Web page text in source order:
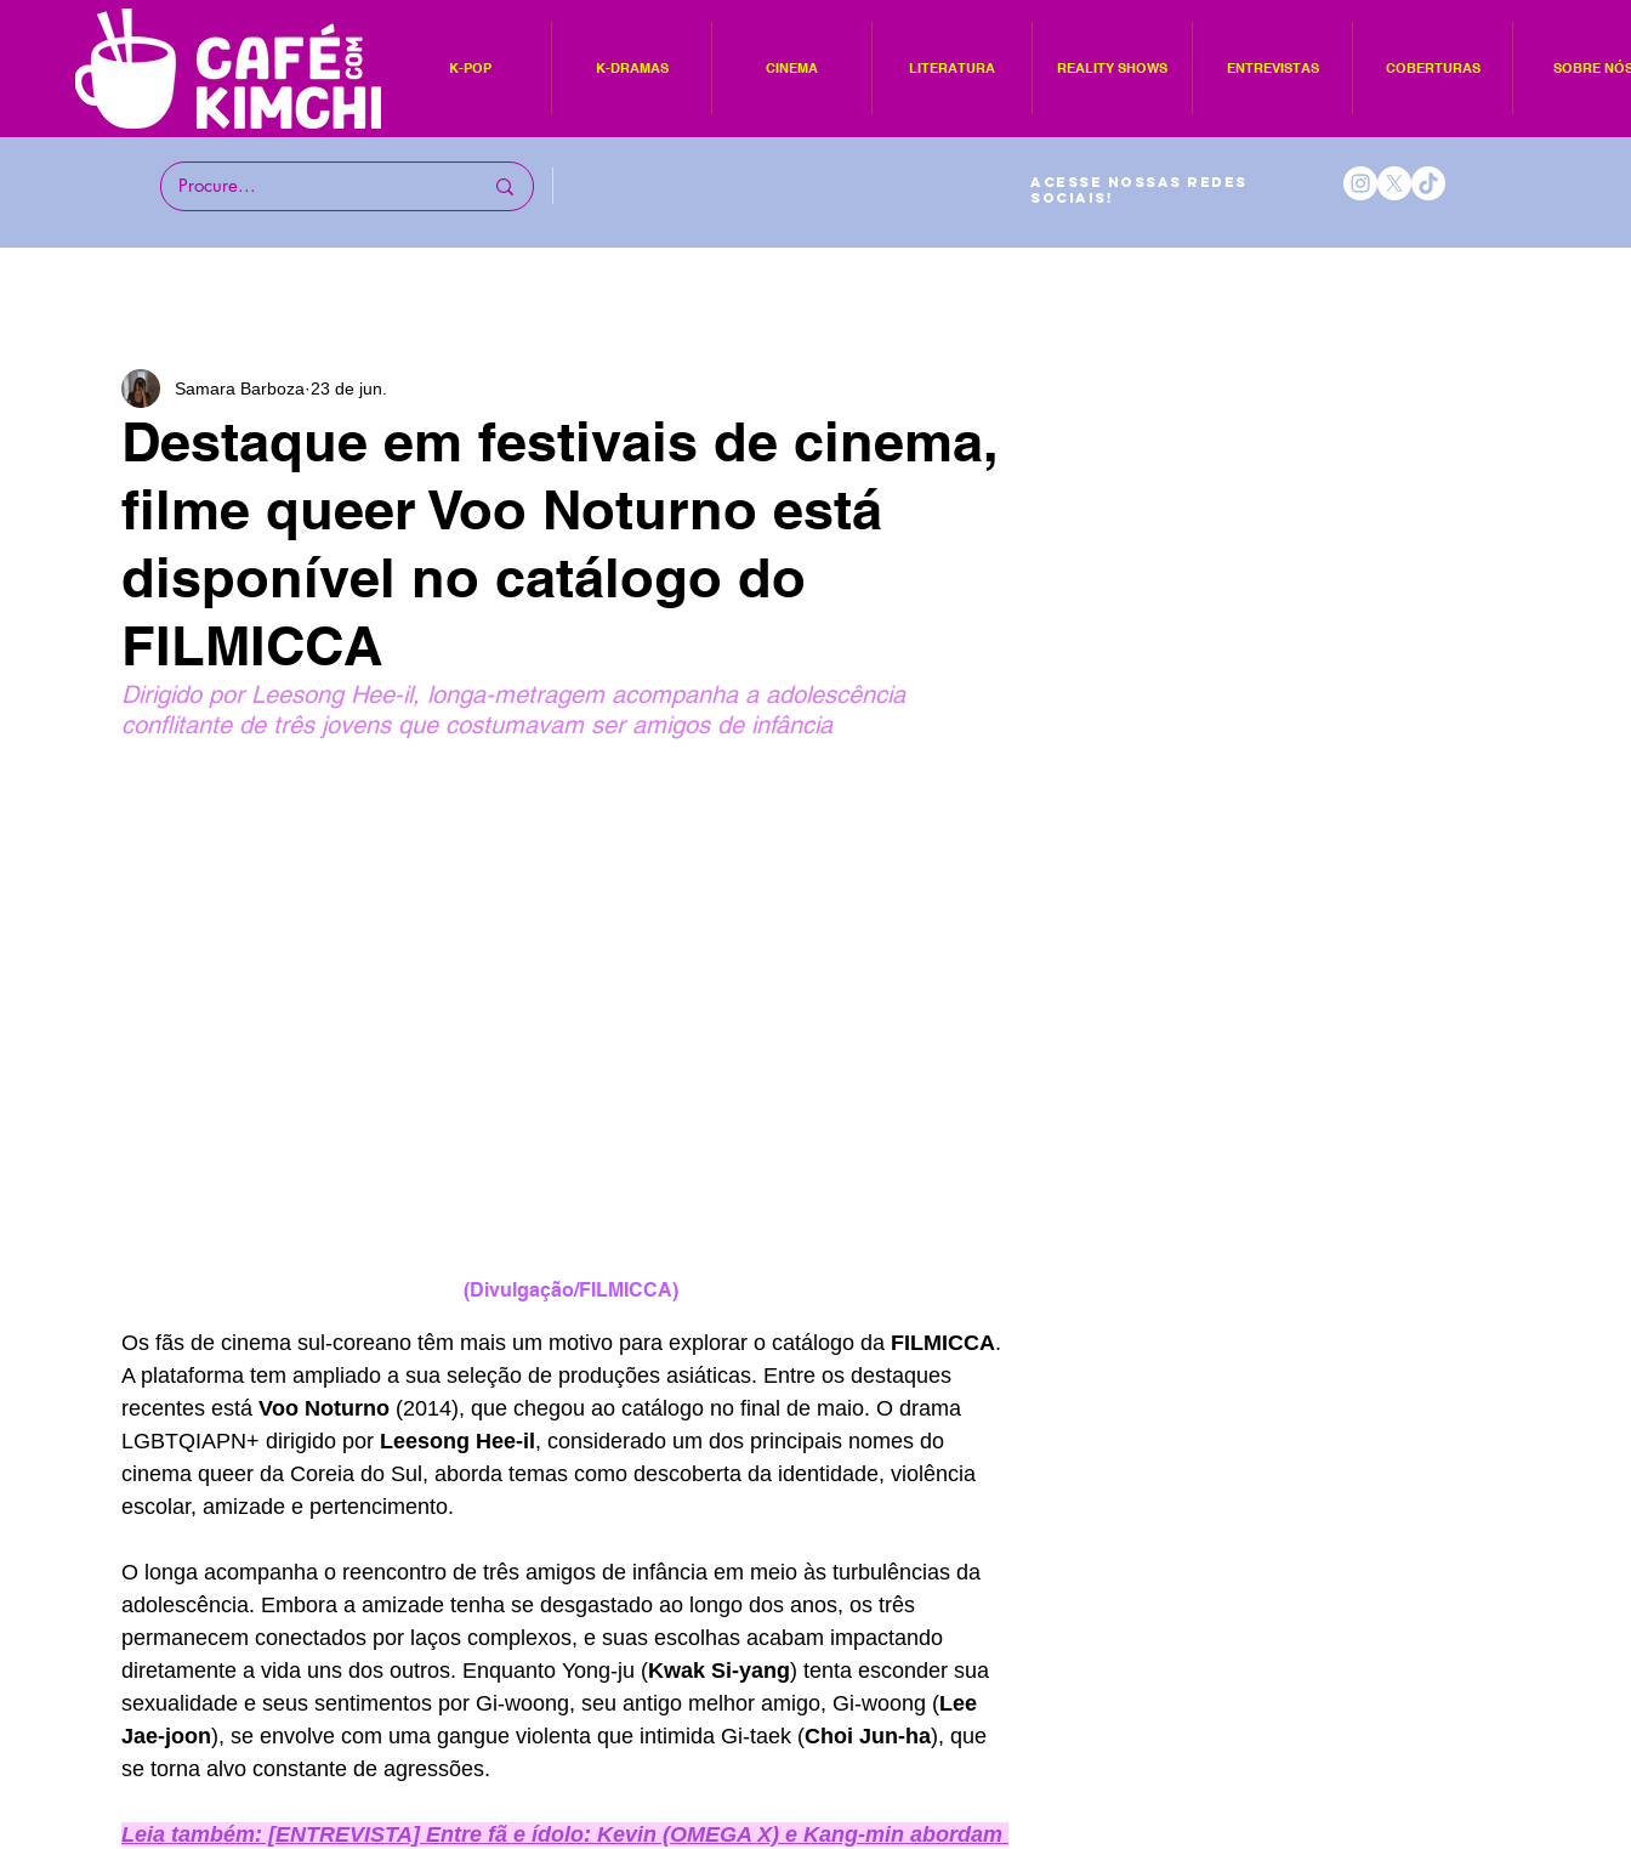
K-POP K-DRAMAS CINEMA LITERATURA REALITY SHOWS ENTREVISTAS COBERTURAS SOBRE
Acesse nossas redes
sociais!
Destaque em festivais de cinema,
filme queer Voo Noturno está
disponível no catálogo do
FILMICCA
Samara Barboza 23 de jun.
Dirigido por Leesong Hee-il, longa-metragem acompanha a adolescência
conflitante de três jovens que costumavam ser amigos de infância
(Divulgação/FILMICCA)
Os fãs de cinema sul-coreano têm mais um motivo para explorar o catálogo da FILMICCA.
A plataforma tem ampliado a sua seleção de produções asiáticas. Entre os destaques
recentes está Voo Noturno (2014), que chegou ao catálogo no final de maio. O drama
LGBTQIAPN+ dirigido por Leesong Hee-il , considerado um dos principais nomes do
cinema queer da Coreia do Sul, aborda temas como descoberta da identidade, violência
escolar, amizade e pertencimento.
O longa acompanha o reencontro de três amigos de infância em meio às turbulências da
adolescência. Embora a amizade tenha se desgastado ao longo dos anos, os três
permanecem conectados por laços complexos, e suas escolhas acabam impactando
diretamente a vida uns dos outros. Enquanto Yong-ju (Kwak Si-yang) tenta esconder sua
sexualidade e seus sentimentos por Gi-woong, seu antigo melhor amigo, Gi-woong (Lee
Jae-joon), se envolve com uma gangue violenta que intimida Gi-taek (Choi Jun-ha), que
se torna alvo constante de agressões.
Leia também: [ENTREVISTA] Entre fã e ídolo: Kevin (OMEGA X) e Kang-min abordam